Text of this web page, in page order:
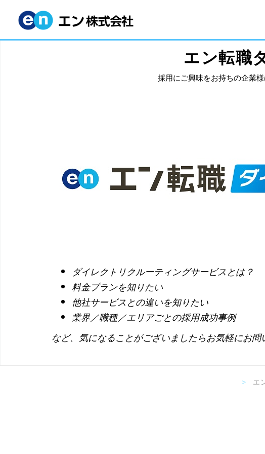
エン転職
採用にご興味をお持ちの企業
ダイレクトリクルーティングサービスとは？
料金プランを知りたい
他社サービスとの違いを知りたい
業界／職種／エリアごとの採用成功事例
など、気になることがございましたらお気軽にお問
> エ